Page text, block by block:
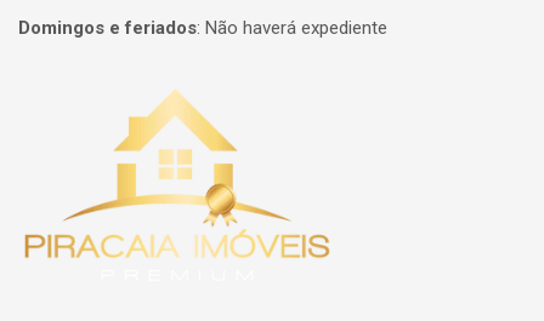
Domingos e feriados: Não haverá expediente
Página inicial